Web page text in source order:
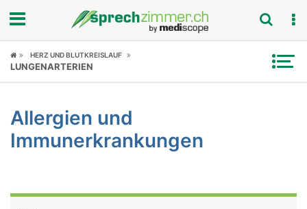
Fokus
Symptome
HERZ UND BLUTKREISLAUF
LUNGENARTERIEN
Allergien und
Immunerkrankungen